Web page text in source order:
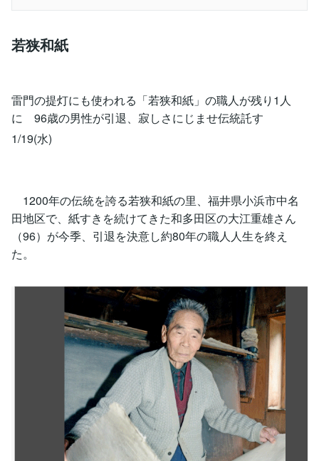
若狭和紙
雷門の提灯にも使われる「若狭和紙」の職人が残り1人
に 96歳の男性が引退、寂しさにじませ伝統託す
1/19(水)
1200年の伝統を誇る若狭和紙の里、福井県小浜市中名
田地区で、紙すきを続けてきた和多田区の大江重雄さん
（96）が今季、引退を決意し約80年の職人人生を終え
た。